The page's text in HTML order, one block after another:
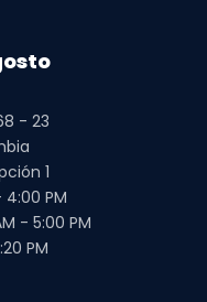
- 23
1
4:00 PM
- 5:00 PM
PM